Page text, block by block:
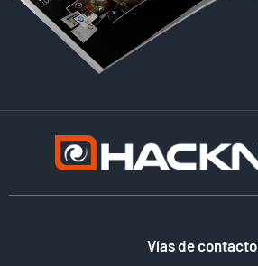
Vías de contacto